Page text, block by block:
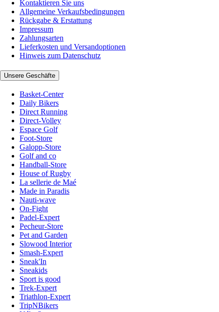
Kontaktieren Sie uns
Allgemeine Verkaufsbedingungen
Rückgabe & Erstattung
Impressum
Zahlungsarten
Lieferkosten und Versandoptionen
Hinweis zum Datenschutz
Unsere Geschäfte
Basket-Center
Daily Bikers
Direct Running
Direct-Volley
Espace Golf
Foot-Store
Galopp-Store
Golf and co
Handball-Store
House of Rugby
La sellerie de Maé
Made in Paradis
Nauti-wave
On-Fight
Padel-Expert
Pecheur-Store
Pet and Garden
Slowood Interior
Smash-Expert
Sneak'In
Sneakids
Sport is good
Trek-Expert
Triathlon-Expert
TripNBikers